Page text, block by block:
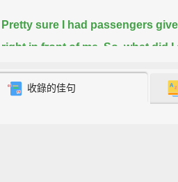
Pretty sure I had passengers
right in front of me. So, what did I
warm towel.
我滿確定自己遇過乘客就當著我的
收錄的佳句